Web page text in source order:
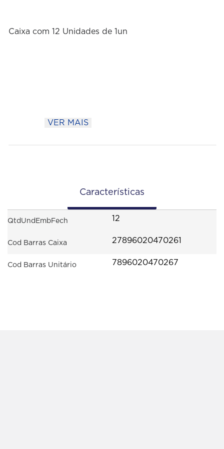
Caixa com 12 Unidades de 1un
VER MAIS
Características
QtdUndEmbFech 12
Cod Barras Caixa 27896020470261
Cod Barras Unitário 7896020470267